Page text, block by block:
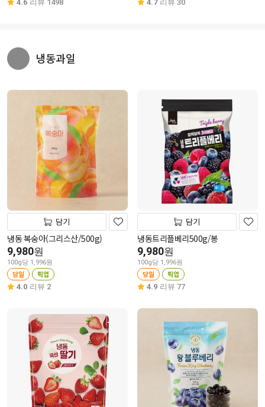
4.6 리뷰 1498 4.7 리뷰 30
냉동과일
담기
냉동 복숭아(그리스산/500g)
9,980원
100g당 1,996원
당일 픽업
4.0 리뷰 2
담기
냉동트리플베리500g/봉
9,980원
100g당 1,996원
당일 픽업
4.9 리뷰 77